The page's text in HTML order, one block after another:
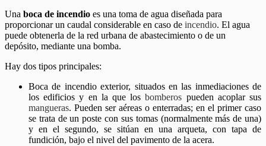
Una boca de incendio es una toma de agua diseñada para
proporcionar un caudal considerable en caso de incendio. El agua
puede obtenerla de la red urbana de abastecimiento o de un
depósito, mediante una bomba.
Hay dos tipos principales:
Boca de incendio exterior, situados en las inmediaciones de
los edificios y en la que losbomberos pueden acoplar sus
mangueras. Pueden ser aéreas o enterradas; en el primer caso
se trata de un poste con sus tomas (normalmente más de una)
y en el segundo, se sitúan en una arqueta, con tapa de
fundición, bajo el nivel del pavimento de la acera.